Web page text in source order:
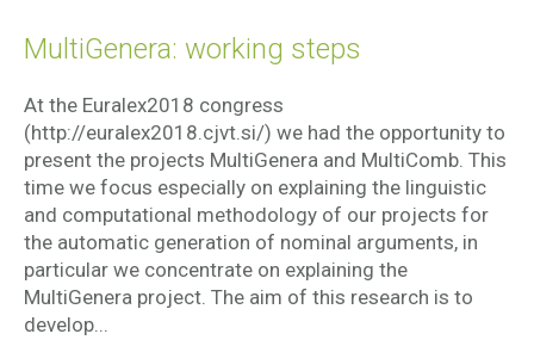
MultiGenera: working steps
At the Euralex2018 congress
(http://euralex2018.cjvt.si/) we had the opportunity to
present the projects MultiGenera and MultiComb. This
time we focus especially on explaining the linguistic
and computational methodology of our projects for
the automatic generation of nominal arguments, in
particular we concentrate on explaining the
MultiGenera project. The aim of this research is to
develop...